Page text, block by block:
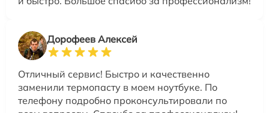
Дорофеев Алексей
Отличный сервис! Быстро и качественно
заменили термопасту в моем ноутбуке. По
телефону подробно проконсультировали по